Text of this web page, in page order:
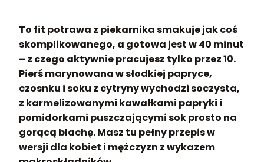
To fit potrawa z piekarnika smakuje jak coś
skomplikowanego, a gotowa jest w 40 minut
– z czego aktywnie pracujesz tylko przez 10.
Pierś marynowana w słodkiej papryce,
czosnku i soku z cytryny wychodzi soczysta,
z karmelizowanymi kawałkami papryki i
pomidorkami puszczającymi sok prosto na
gorącą blachę. Masz tu pełny przepis w
wersji dla kobiet i mężczyzn z wykazem